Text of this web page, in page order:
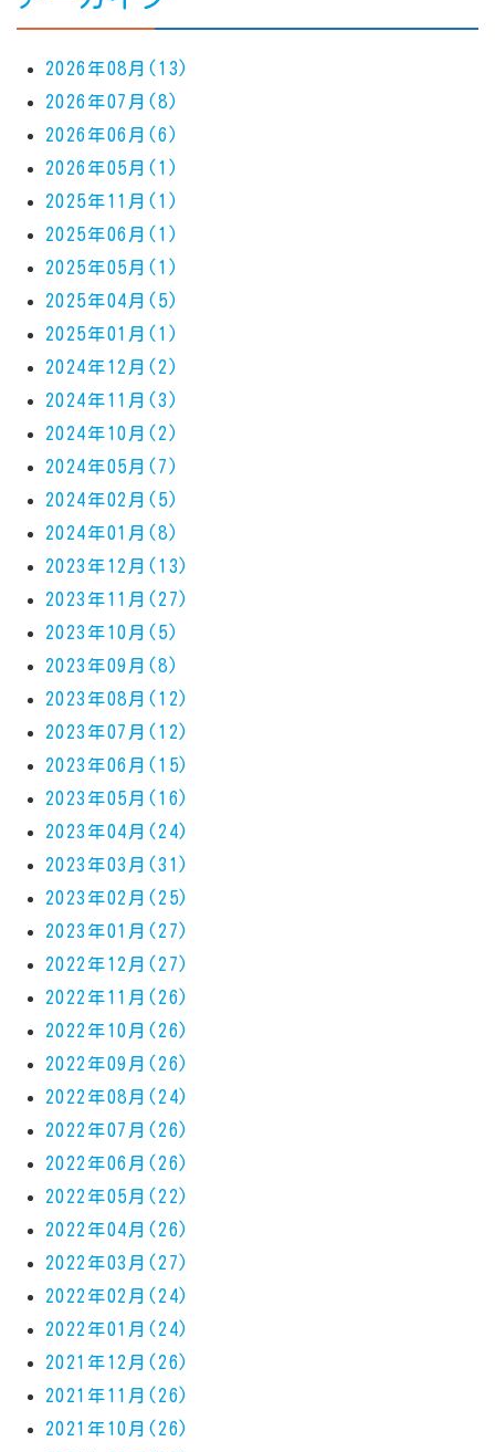
2026年08月(13)
2026年07月(8)
2026年06月(6)
2026年05月(1)
2025年11月(1)
2025年06月(1)
2025年05月(1)
2025年04月(5)
2025年01月(1)
2024年12月(2)
2024年11月(3)
2024年10月(2)
2024年05月(7)
2024年02月(5)
2024年01月(8)
2023年12月(13)
2023年11月(27)
2023年10月(5)
2023年09月(8)
2023年08月(12)
2023年07月(12)
2023年06月(15)
2023年05月(16)
2023年04月(24)
2023年03月(31)
2023年02月(25)
2023年01月(27)
2022年12月(27)
2022年11月(26)
2022年10月(26)
2022年09月(26)
2022年08月(24)
2022年07月(26)
2022年06月(26)
2022年05月(22)
2022年04月(26)
2022年03月(27)
2022年02月(24)
2022年01月(24)
2021年12月(26)
2021年11月(26)
2021年10月(26)